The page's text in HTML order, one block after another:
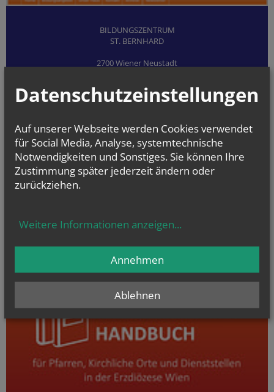
BILDUNGSZENTRUM
ST. BERNHARD
2700 Wiener Neustadt
02622/29131
Datenschutzeinstellungen
Auf unserer Webseite werden Cookies verwendet
für Social Media, Analyse, systemtechnische
Notwendigkeiten und Sonstiges. Sie können Ihre
Zustimmung später jederzeit ändern oder
zurückziehen.
Weitere Informationen anzeigen...
Ablehnen
Annehmen